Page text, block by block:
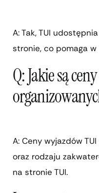
A: Tak, TUI
stronie, co pomaga
Q: Jakie są
A: Ceny wyjazdów
oraz rodzaju
na stronie TUI.